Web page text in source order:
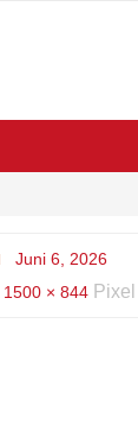
Juni 6, 2026
1500 × 844 Pixel